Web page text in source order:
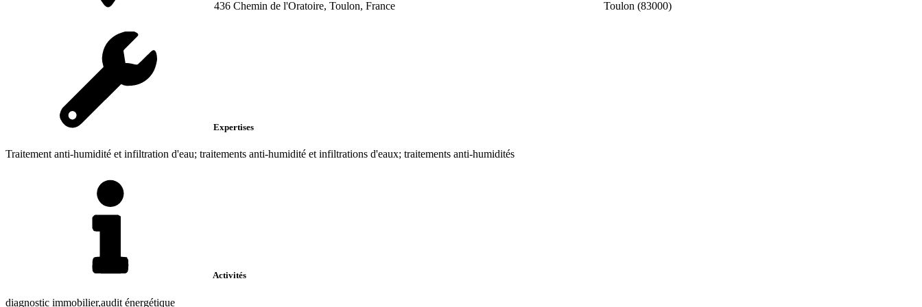
436 Chemin de l'Oratoire, Toulon, France Toulon (83000)
Expertises
Traitement anti-humidité et infiltration d'eau; traitements anti-humidité et infiltrations d'eaux; traitements anti-humidités
Activités
diagnostic immobilier,audit énergétique